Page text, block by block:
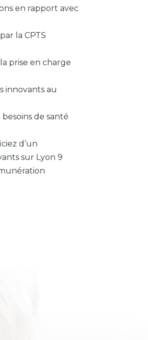
en rapport avec
la CPTS
prise en charge
innovants au
de santé
d’un
sur Lyon 9